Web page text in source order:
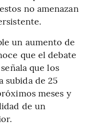
no amenazan
un aumento de
que el debate
que los
subida de 25
meses y
de un